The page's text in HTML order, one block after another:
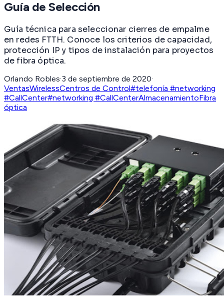
Guía de Selección
Guía técnica para seleccionar cierres de empalme
en redes FTTH. Conoce los criterios de capacidad,
protección IP y tipos de instalación para proyectos
de fibra óptica.
Orlando Robles·3 de septiembre de 2020·
VentasWirelessCentros de Control#telefonía #networking
#CallCenter#networking #CallCenterAlmacenamientoFibra
óptica